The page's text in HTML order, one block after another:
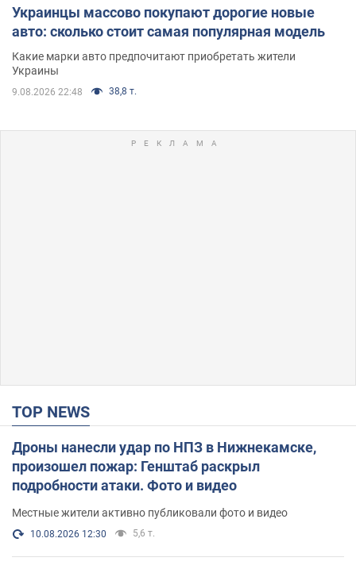
Украинцы массово покупают дорогие новые
авто: сколько стоит самая популярная модель
Какие марки авто предпочитают приобретать жители
Украины
9.08.2026 22:48 38,8 т.
TOP NEWS
Дроны нанесли удар по НПЗ в Нижнекамске,
произошел пожар: Генштаб раскрыл
подробности атаки. Фото и видео
Местные жители активно публиковали фото и видео
10.08.2026 12:30 5,6 т.